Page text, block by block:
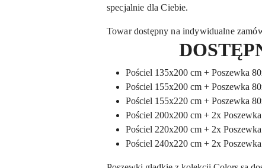
specjalnie dla Ciebie.
Towar dostępny na indywidualne
Pościel 135x200 cm + Poszewka
Pościel 155x200 cm + Poszewka
Pościel 155x220 cm + Poszewka
Pościel 200x200 cm + 2x
Pościel 220x200 cm + 2x
Pościel 240x220 cm + 2x